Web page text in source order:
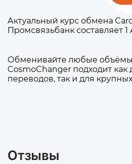
Актуальный курс обмена
Промсвязьбанк составляет 1
Обменивайте любые
CosmoChanger подходит
переводов, так и для
Отзывы